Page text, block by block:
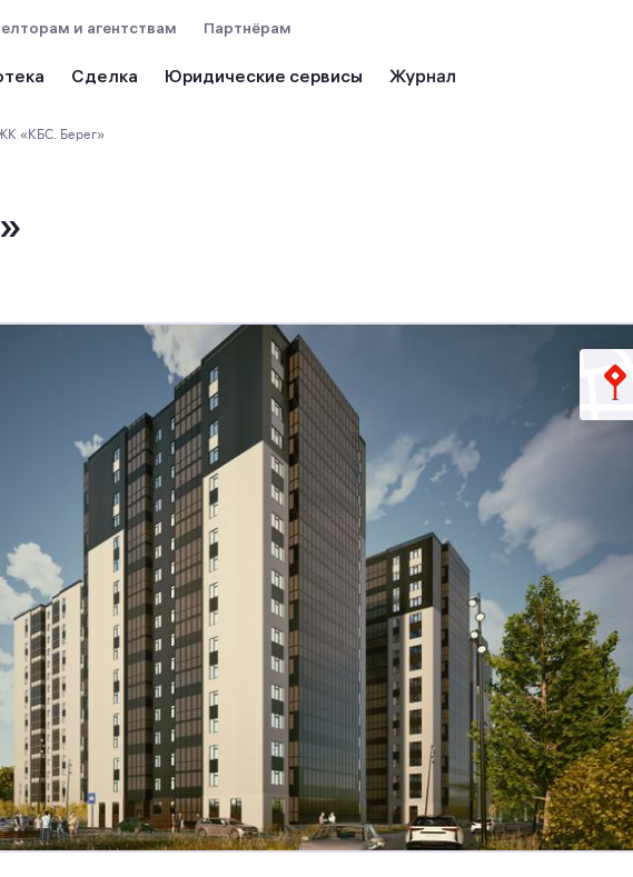
Сделка Юридические сервисы
и агентствам Партнёрам
ЖК «КБС. Берег»